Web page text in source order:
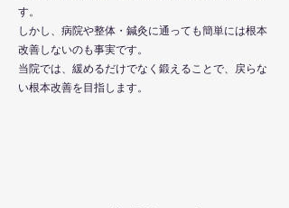
す。
しかし、病院や整体・鍼灸に通っても簡単には根本
改善しないのも事実です。
当院では、緩めるだけでなく鍛えることで、戻らな
い根本改善を目指します。